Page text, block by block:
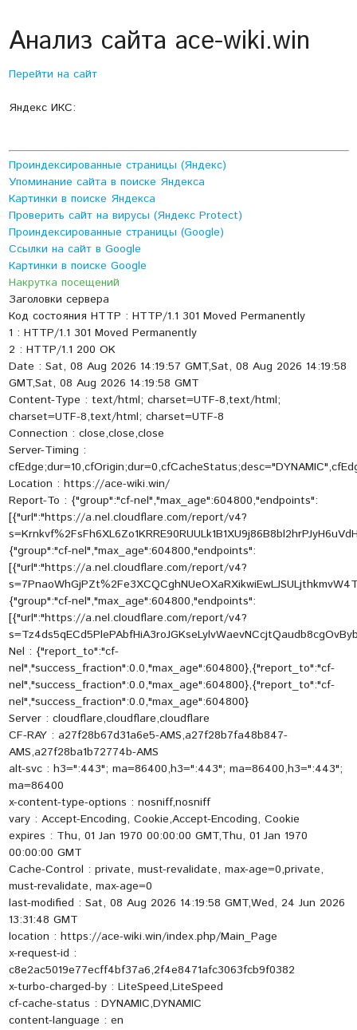
Анализ сайта ace-wiki.win
Перейти на сайт
Яндекс ИКС:
Проиндексированные страницы (Яндекс)
Упоминание сайта в поиске Яндекса
Картинки в поиске Яндекса
Проверить сайт на вирусы (Яндекс Protect)
Проиндексированные страницы (Google)
Ссылки на сайт в Google
Картинки в поиске Google
Накрутка посещений
Заголовки сервера
Код состояния HTTP : HTTP/1.1 301 Moved Permanently
1 : HTTP/1.1 301 Moved Permanently
2 : HTTP/1.1 200 OK
Date : Sat, 08 Aug 2026 14:19:57 GMT,Sat, 08 Aug 2026 14:19:58
GMT,Sat, 08 Aug 2026 14:19:58 GMT
Content-Type : text/html; charset=UTF-8,text/html;
charset=UTF-8,text/html; charset=UTF-8
Connection : close,close,close
Server-Timing :
Location : https://ace-wiki.win/
Report-To : {"group":"cf-nel","max_age":604800,"endpoints":
[{"url":"https://a.nel.cloudflare.com/report/v4?
{"group":"cf-nel","max_age":604800,"endpoints":
[{"url":"https://a.nel.cloudflare.com/report/v4?
{"group":"cf-nel","max_age":604800,"endpoints":
[{"url":"https://a.nel.cloudflare.com/report/v4?
Nel : {"report_to":"cf-
nel","success_fraction":0.0,"max_age":604800},{"report_to":"cf-
nel","success_fraction":0.0,"max_age":604800},{"report_to":"cf-
nel","success_fraction":0.0,"max_age":604800}
Server : cloudflare,cloudflare,cloudflare
CF-RAY : a27f28b67d31a6e5-AMS,a27f28b7fa48b847-
AMS,a27f28ba1b72774b-AMS
alt-svc : h3=":443"; ma=86400,h3=":443"; ma=86400,h3=":443";
ma=86400
x-content-type-options : nosniff,nosniff
vary : Accept-Encoding, Cookie,Accept-Encoding, Cookie
expires : Thu, 01 Jan 1970 00:00:00 GMT,Thu, 01 Jan 1970
00:00:00 GMT
Cache-Control : private, must-revalidate, max-age=0,private,
must-revalidate, max-age=0
last-modified : Sat, 08 Aug 2026 14:19:58 GMT,Wed, 24 Jun 2026
13:31:48 GMT
location : https://ace-wiki.win/index.php/Main_Page
x-request-id :
c8e2ac5019e77ecff4bf37a6,2f4e8471afc3063fcb9f0382
x-turbo-charged-by : LiteSpeed,LiteSpeed
cf-cache-status : DYNAMIC,DYNAMIC
content-language : en